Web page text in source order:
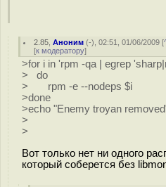
2.85 ,Аноним (-), 02:51, 01/06/2009 [
[к модератору]
>for i in 'rpm -qa | egrep
> do
> rpm -e --nodeps $i
>done
>echo "Enemy troyan
>
>
Вот только нет ни одного
который соберется без